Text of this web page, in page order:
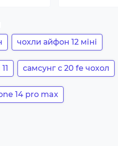
чохли айфон 12 міні
самсунг с 20 fe чохол
14 pro max